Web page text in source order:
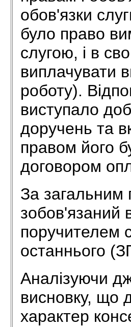
обов'язки
було право
слугою, і в
виплачувати
роботу).
виступало
доручень та
правом його
договором
За загальним
зобов'язаний
поручителем
останнього
Аналізуючи
висновку, що
характер